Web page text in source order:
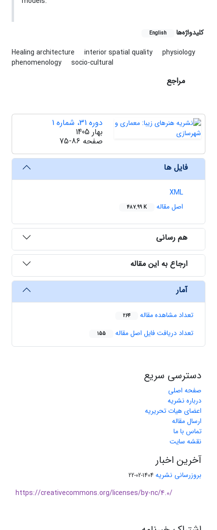
کلیدواژه‌ها English
Healing architecture interior spatial quality
physiology
phenomenology
socio-cultural
مراجع
دوره 31، شماره 1
بهار 1405
صفحه 75-86
فایل ها
XML
اصل مقاله
487.99 K
هم رسانی
ارجاع به این مقاله
آمار
تعداد مشاهده مقاله 264
تعداد دریافت فایل اصل مقاله 155
دسترسی سریع
صفحه اصلی
درباره نشریه
اعضای هیات تحریریه
ارسال مقاله
تماس با ما
نقشه سایت
آخرین اخبار
بروزرسانی نشریه 1404-02-22
https://creativecommons.org/licenses/by-nc/4.0/